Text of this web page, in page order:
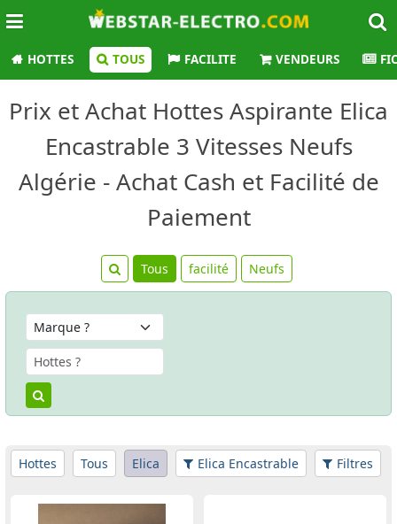
HOTTES TOUS FACILITE VENDEURS
Prix et Achat Hottes Aspirante Elica
Encastrable 3 Vitesses Neufs
Algérie - Achat Cash et Facilité de
Paiement
Tous facilité Neufs
Hottes Tous Elica Elica Encastrable Filtres